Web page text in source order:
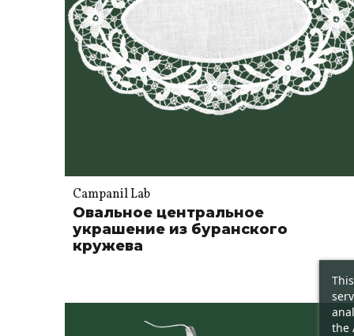
Campanil Lab
Овальное центральное
украшение из буранского
кружева
the